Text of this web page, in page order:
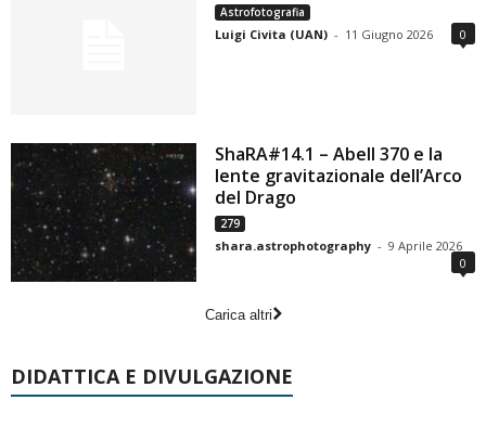
Astrofotografia
Luigi Civita (UAN) - 11 Giugno 2026 0
ShaRA#14.1 – Abell 370 e la
lente gravitazionale dell’Arco
del Drago
279
shara.astrophotography - 9 Aprile 2026
0
Carica altri
DIDATTICA E DIVULGAZIONE